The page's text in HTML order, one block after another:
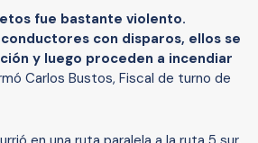
fue bastante violento.
con disparos, ellos se
y luego proceden a incendiar
Carlos Bustos, Fiscal de turno de